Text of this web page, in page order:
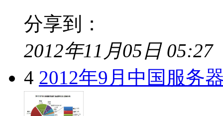
分享到：
2012年11月05日 05:27
4 2012年9月中国服务